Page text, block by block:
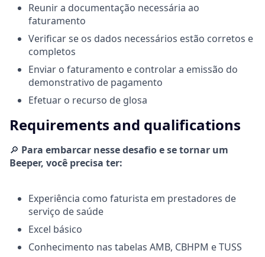
Reunir a documentação necessária ao
faturamento
Verificar se os dados necessários estão corretos e
completos
Enviar o faturamento e controlar a emissão do
demonstrativo de pagamento
Efetuar o recurso de glosa
Requirements and qualifications
🔎 Para embarcar nesse desafio e se tornar um
Beeper, você precisa ter:
Experiência como faturista em prestadores de
serviço de saúde
Excel básico
Conhecimento nas tabelas AMB, CBHPM e TUSS